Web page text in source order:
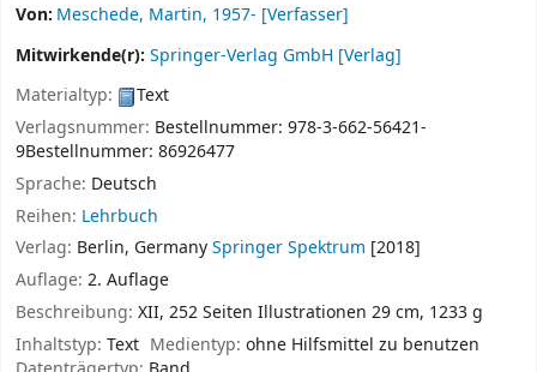
Von: Meschede, Martin, 1957- [Verfasser]
Mitwirkende(r): Springer-Verlag GmbH [Verlag]
Materialtyp:
Text
Verlagsnummer: Bestellnummer: 978-3-662-56421-
9Bestellnummer: 86926477
Sprache: Deutsch
Reihen: Lehrbuch
Verlag: Berlin, GermanySpringer Spektrum [2018]
Auflage: 2. Auflage
Beschreibung: XII, 252 Seiten Illustrationen 29 cm, 1233 g
Inhaltstyp: Text Medientyp:ohne Hilfsmittel zu benutzen